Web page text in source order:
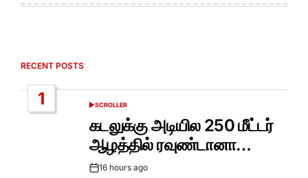
RECENT POSTS
1
POSTED
SCROLLER
கடலுக்கு அடியில 250 மீட்டர்
ஆழத்தில் ரவுண்டானா…
Post16 hours ago